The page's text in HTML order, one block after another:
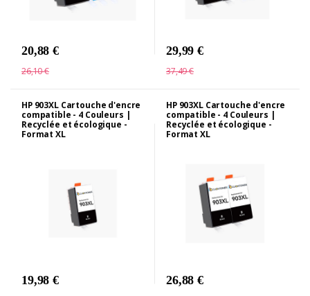
20,88 €
26,10 €
29,99 €
37,49 €
HP 903XL Cartouche d'encre
compatible - 4 Couleurs |
Recyclée et écologique -
Format XL
19,98 €
HP 903XL Cartouche d'encre
compatible - 4 Couleurs |
Recyclée et écologique -
Format XL
26,88 €